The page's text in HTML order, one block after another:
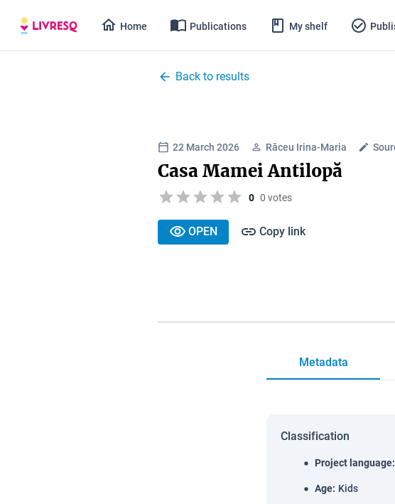
Home Publications My shelf
Back to results
22 March 2026 Răceu Irina-Maria
Casa Mamei Antilopă
0 0 votes
OPEN Copy link
Metadata
Classification
Project language:
Age: Kids